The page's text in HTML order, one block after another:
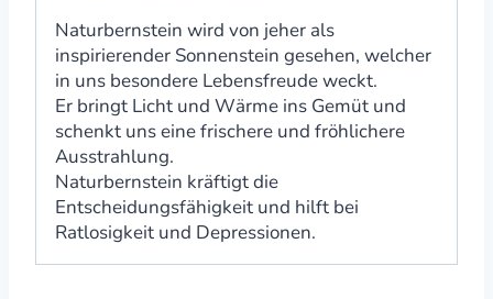
Naturbernstein wird von jeher als
inspirierender Sonnenstein gesehen, welcher
in uns besondere Lebensfreude weckt.
Er bringt Licht und Wärme ins Gemüt und
schenkt uns eine frischere und fröhlichere
Ausstrahlung.
Naturbernstein kräftigt die
Entscheidungsfähigkeit und hilft bei
Ratlosigkeit und Depressionen.